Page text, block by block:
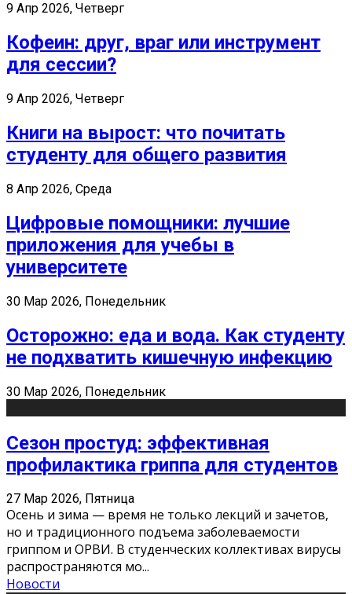
9 Апр 2026, Четверг
Кофеин: друг, враг или инструмент
для сессии?
9 Апр 2026, Четверг
Книги на вырост: что почитать
студенту для общего развития
8 Апр 2026, Среда
Цифровые помощники: лучшие
приложения для учебы в
университете
30 Мар 2026, Понедельник
Осторожно: еда и вода. Как студенту
не подхватить кишечную инфекцию
30 Мар 2026, Понедельник
Сезон простуд: эффективная
профилактика гриппа для студентов
27 Мар 2026, Пятница
Осень и зима — время не только лекций и зачетов,
но и традиционного подъема заболеваемости
гриппом и ОРВИ. В студенческих коллективах вирусы
распространяются мо...
Новости